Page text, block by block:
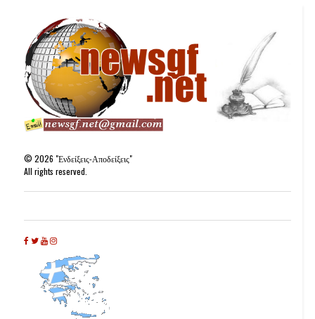
©2026 "Ενδείξεις-Αποδείξεις"
All rights reserved.